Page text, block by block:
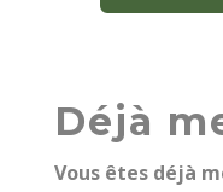
Déjà
Vous êtes déjà